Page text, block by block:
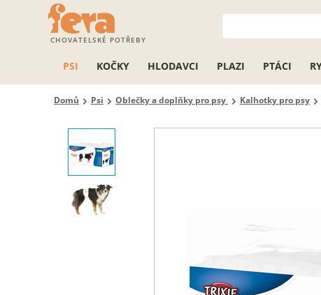
CHOVATELSKÉ POTŘEBY
PSI KOČKY HLODAVCI PLAZI PTÁCI
Domů Psi Oblečky a doplňky pro psy Kalhotky pro psy